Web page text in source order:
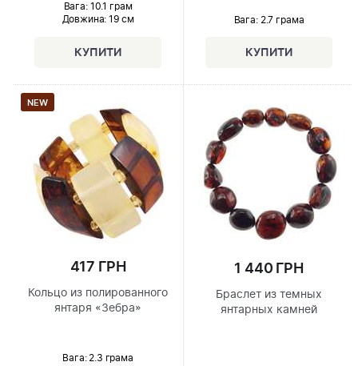
Вага: 10.1 грам
Довжина: 19 см Вага: 2.7 грама
NEW
417 ГРН
Кольцо из полированного
янтаря «Зебра»
Вага: 2.3 грама
1 440 ГРН
Браслет из темных
янтарных камней